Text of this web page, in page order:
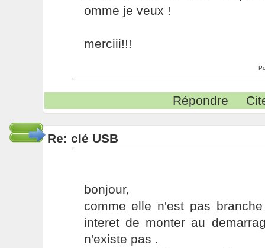
omme je veux !
merciii!!!
Répondre
Re: clé USB
bonjour,
comme elle n'est pas
interet de monter au
n'existe pas .